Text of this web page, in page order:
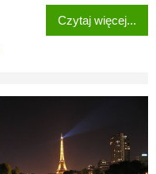
Czytaj więcej...